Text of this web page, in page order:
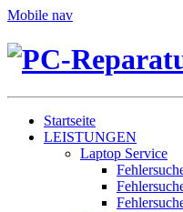
Mobile nav
Startseite
LEISTUNGEN
Laptop Service